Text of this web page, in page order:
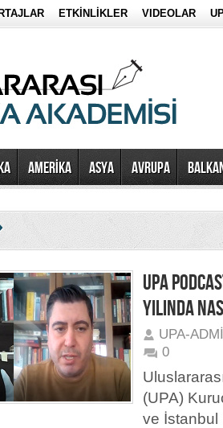
ETKİNLİKLER VIDEOLAR
AMERİKA ASYA AVRUPA
UPA
YILINDA
UPA-
0
(UPA)
ve İstanbul